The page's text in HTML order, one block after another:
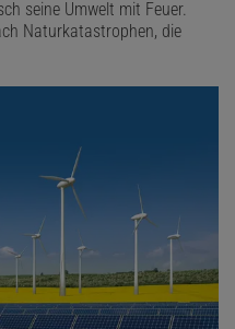
seine Umwelt mit Feuer.
Naturkatastrophen, die